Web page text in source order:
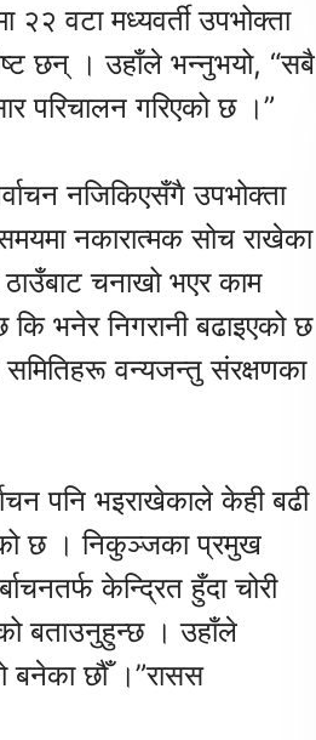
वटा मध्यवर्ती उपभोक्ता
छन् । उहाँले भन्नुभयो, “सबै
परिचालन गरिएको छ ।”
नजिकिएसँगै उपभोक्ता
नकारात्मक सोच राखेका
चनाखो भएर काम
भनेर निगरानी बढाइएको छ
वन्यजन्तु संरक्षणका
पनि भइराखेकाले केही बढी
छ । निकुञ्जका प्रमुख
केन्द्रित हुँदा चोरी
बताउनुहुन्छ । उहाँले
बनेका छौँ ।”रासस